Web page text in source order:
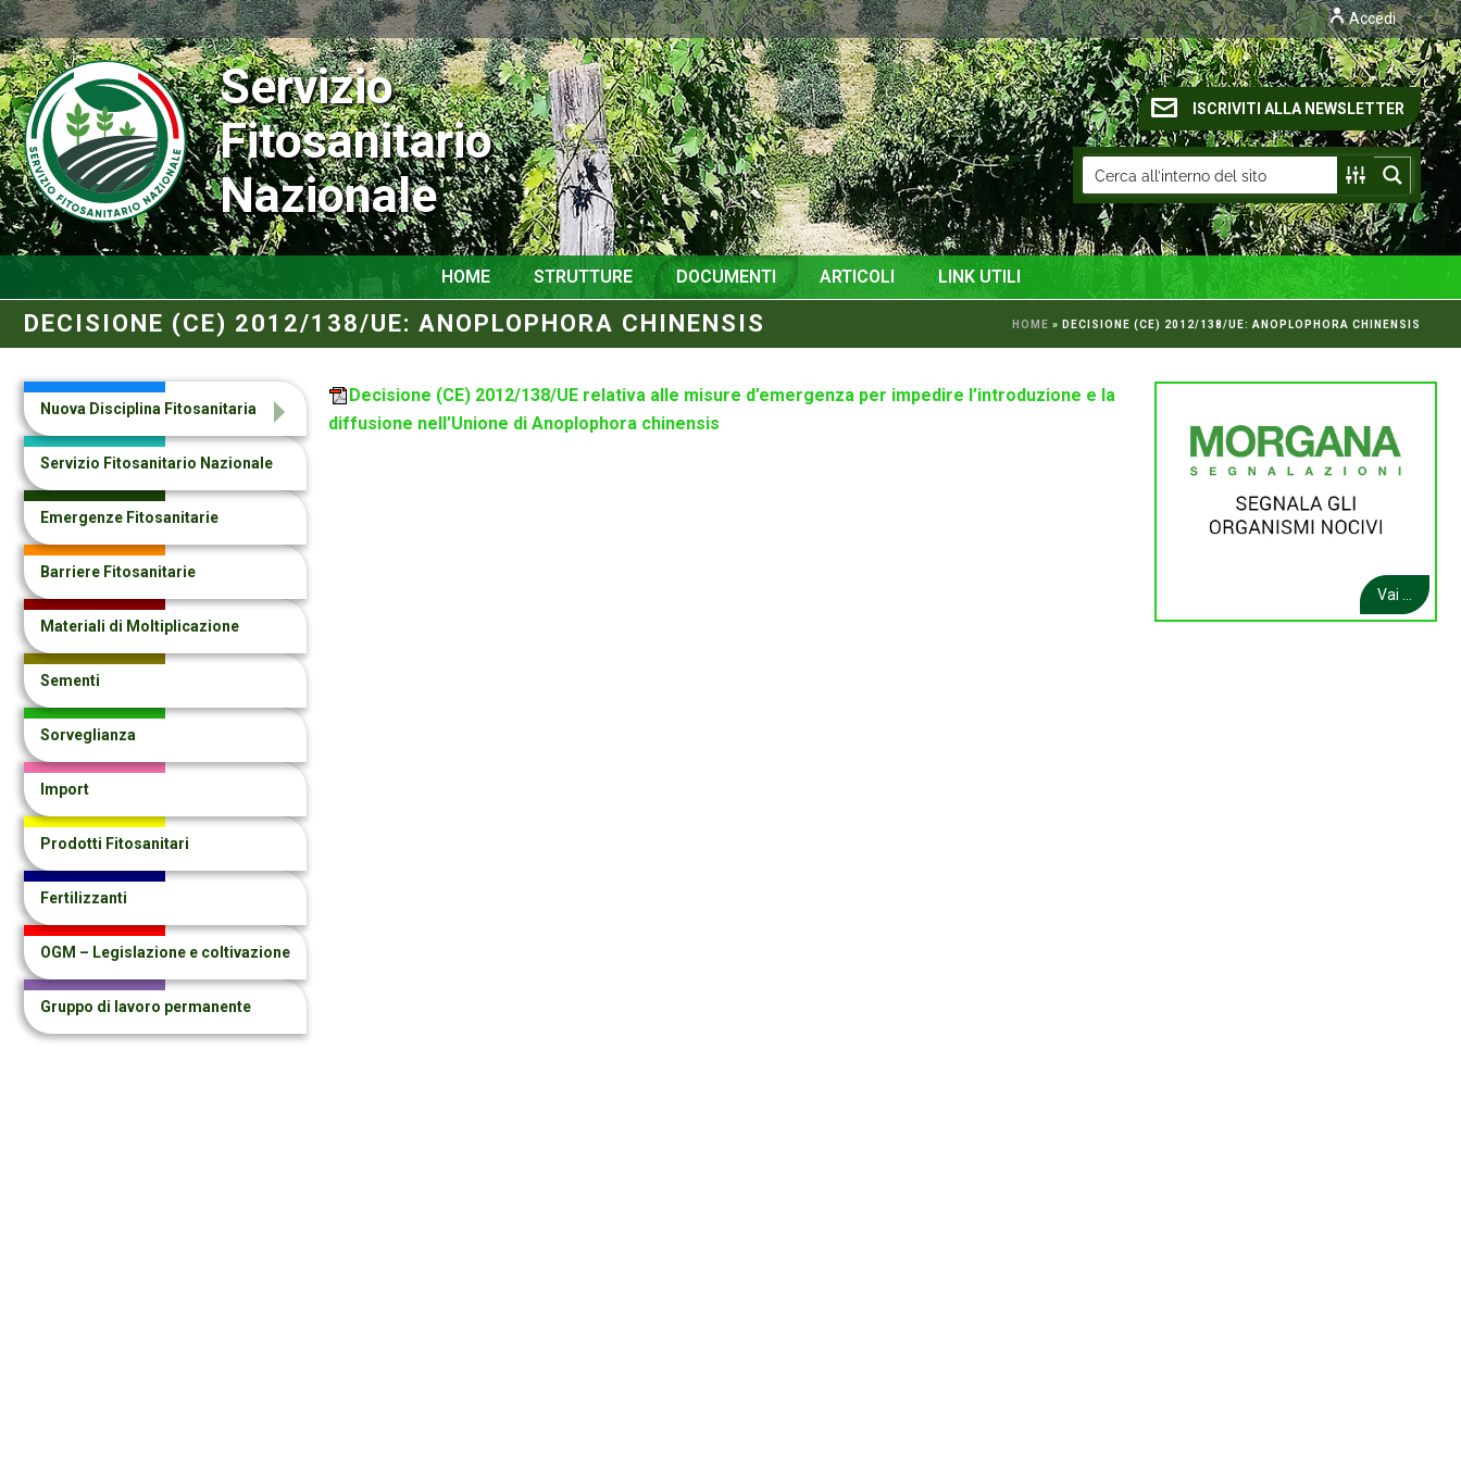
Accedi
Servizio
Fitosanitario
Nazionale
ISCRIVITI ALLA NEWSLETTER
HOME STRUTTURE DOCUMENTI ARTICOLI LINK UTILI
DECISIONE (CE) 2012/138/UE: ANOPLOPHORA CHINENSIS HOME » DECISIONE (CE) 2012/138/UE: ANOPLOPHORA CHINENSIS
Decisione (CE) 2012/138/UE relativa alle misure d’emergenza per impedire l’introduzione e la
diffusione nell’Unione di Anoplophora chinensis
Nuova Disciplina Fitosanitaria
Servizio Fitosanitario Nazionale
Emergenze Fitosanitarie
Barriere Fitosanitarie
Materiali di Moltiplicazione
Sementi
Sorveglianza
Import
Prodotti Fitosanitari
Fertilizzanti
OGM – Legislazione e coltivazione
Gruppo di lavoro permanente
Vai ...